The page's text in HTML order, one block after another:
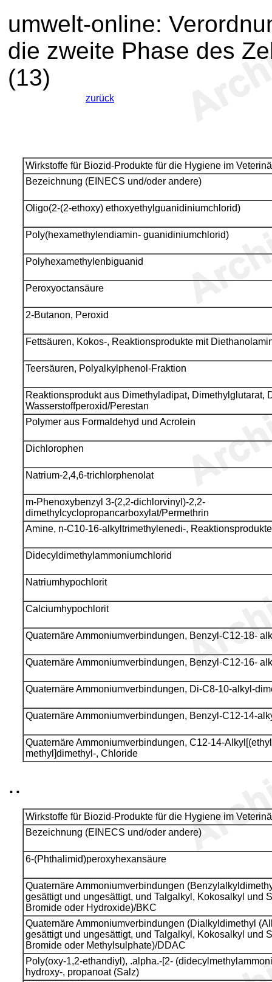
umwelt-online:
die zweite Phase des
(13)
zurück
Wirkstoffe für Biozid-Produkte für die Hygiene im
Bezeichnung (EINECS und/oder andere)
Oligo(2-(2-ethoxy) ethoxyethylguanidiniumchlorid)
Poly(hexamethylendiamin- guanidiniumchlorid)
Polyhexamethylenbiguanid
Peroxyoctansäure
2-Butanon, Peroxid
Fettsäuren, Kokos-, Reaktionsprodukte mit
Teersäuren, Polyalkylphenol-Fraktion
Reaktionsprodukt aus Dimethyladipat, Dimethylglutarat,
Wasserstoffperoxid/Perestan
Polymer aus Formaldehyd und Acrolein
Dichlorophen
Natrium-2,4,6-trichlorphenolat
m-Phenoxybenzyl 3-(2,2-dichlorvinyl)-2,2-
dimethylcyclopropancarboxylat/Permethrin
Amine, n-C10-16-alkyltrimethylenedi-,
Didecyldimethylammoniumchlorid
Natriumhypochlorit
Calciumhypochlorit
Quaternäre Ammoniumverbindungen, Benzyl-C12-18-
Quaternäre Ammoniumverbindungen, Benzyl-C12-16-
Quaternäre Ammoniumverbindungen, Di-C8-10-alkyl-
Quaternäre Ammoniumverbindungen, Benzyl-C12-14-
Quaternäre Ammoniumverbindungen, C12-14-
methyl]dimethyl-, Chloride
..
Wirkstoffe für Biozid-Produkte für die Hygiene im
Bezeichnung (EINECS und/oder andere)
6-(Phthalimid)peroxyhexansäure
Quaternäre Ammoniumverbindungen
gesättigt und ungesättigt, und Talgalkyl, Kokosalkyl und
Bromide oder Hydroxide)/BKC
Quaternäre Ammoniumverbindungen (Dialkyldimethyl
gesättigt und ungesättigt, und Talgalkyl, Kokosalkyl und
Bromide oder Methylsulphate)/DDAC
Poly(oxy-1,2-ethandiyl), .alpha.-[2-
hydroxy-, propanoat (Salz)